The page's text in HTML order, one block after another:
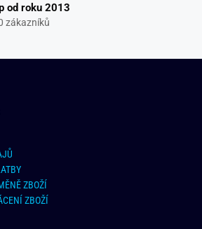
od roku 2013
zákazníků
ZBOŽÍ
ZBOŽÍ